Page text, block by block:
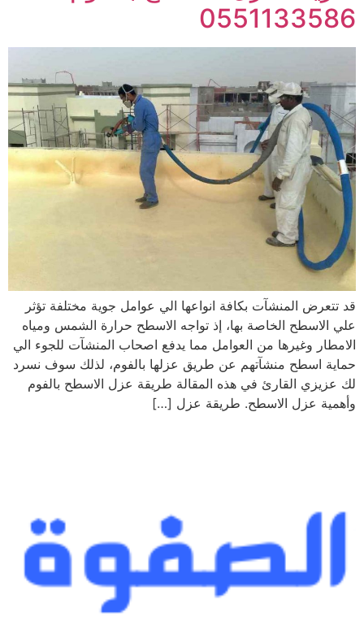
0551133586
قد تتعرض المنشآت بكافة انواعها الي عوامل جوية مختلفة تؤثر
علي الاسطح الخاصة بها، إذ تواجه الاسطح حرارة الشمس ومياه
الامطار وغيرها من العوامل مما يدفع اصحاب المنشآت للجوء الي
حماية اسطح منشآتهم عن طريق عزلها بالفوم، لذلك سوف نسرد
لك عزيزي القارئ في هذه المقالة طريقة عزل الاسطح بالفوم
وأهمية عزل الاسطح. طريقة عزل […]